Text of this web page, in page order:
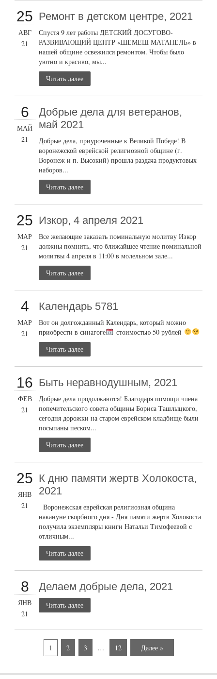
25
АВГ
21
Ремонт в детском центре, 2021
Спустя 9 лет работы ДЕТСКИЙ ДОСУГОВО-
РАЗВИВАЮЩИЙ ЦЕНТР «ШЕМЕШ МАТАНЕЛЬ» в
нашей общине освежился ремонтом. Чтобы было
уютно и красиво, мы...
Читать далее
6
МАЙ
21
Добрые дела для ветеранов,
май 2021
Добрые дела, приуроченные к Великой Победе! В
воронежской еврейской религиозной общине (г.
Воронеж и п. Высокий) прошла раздача продуктовых
наборов...
Читать далее
25
МАР
21
Изкор, 4 апреля 2021
Все желающие заказать поминальную молитву Изкор
должны помнить, что ближайшее чтение поминальной
молитвы 4 апреля в 11:00 в молельном зале...
Читать далее
4
МАР
21
Календарь 5781
Вот он долгожданный Календарь, который можно
приобрести в синагоге
стоимостью 50 рублей
Читать далее
16
ФЕВ
21
Быть неравнодушным, 2021
Добрые дела продолжаются! Благодаря помощи члена
попечительского совета общины Бориса Ташлыцкого,
сегодня дорожки на старом еврейском кладбище были
посыпаны песком...
Читать далее
25
ЯНВ
21
К дню памяти жертв Холокоста,
2021
Воронежская еврейская религиозная община
накануне скорбного дня - Дня памяти жертв Холокоста
получила экземпляры книги Натальи Тимофеевой с
отличным...
Читать далее
8
ЯНВ
21
Делаем добрые дела, 2021
Читать далее
1 2 3 … 12 Далее »